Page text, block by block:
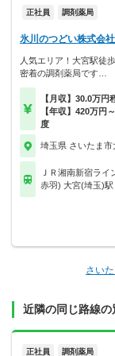
正社員 調剤薬局
氷川のつどい株式会
人気エリア！大宮駅徒
密着の調剤薬局です…
【月収】30.0万円
【年収】420万円
度
埼玉県 さいたま市
ＪＲ湘南新宿ライ
赤羽) 大宮(埼玉)駅
さい
近隣の同じ路線
正社員 調剤薬局